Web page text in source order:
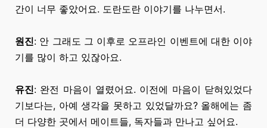
간이 너무 좋았어요. 도란도란 이야기를 나누면서.
원진: 안 그래도 그 이후로 오프라인 이벤트에 대한 이야
기를 많이 하고 있잖아요.
유진: 완전 마음이 열렸어요. 이전에 마음이 닫혀있었다
기보다는, 아예 생각을 못하고 있었달까요? 올해에는 좀
더 다양한 곳에서 메이트들, 독자들과 만나고 싶어요.